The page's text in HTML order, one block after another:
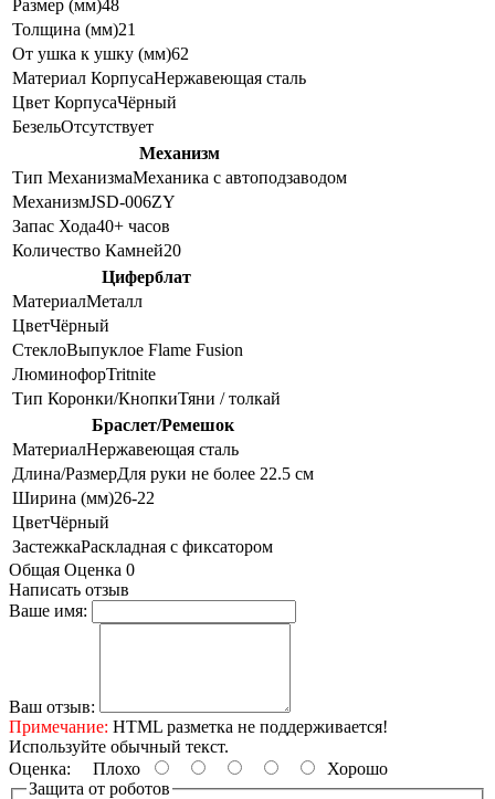
Размер (мм)48
Толщина (мм)21
От ушка к ушку (мм)62
Материал КорпусаНержавеющая сталь
Цвет КорпусаЧёрный
БезельОтсутствует
Механизм
Тип МеханизмаМеханика с автоподзаводом
МеханизмJSD-006ZY
Запас Хода40+ часов
Количество Камней20
Циферблат
МатериалМеталл
ЦветЧёрный
СтеклоВыпуклое Flame Fusion
ЛюминофорTritnite
Тип Коронки/КнопкиТяни / толкай
Браслет/Ремешок
МатериалНержавеющая сталь
Длина/РазмерДля руки не более 22.5 см
Ширина (мм)26-22
ЦветЧёрный
ЗастежкаРаскладная с фиксатором
Общая Оценка 0
Написать отзыв
Ваше имя:
Ваш отзыв:
Примечание: HTML разметка не поддерживается!
Используйте обычный текст.
Оценка: Плохо
Хорошо
Защита от роботов